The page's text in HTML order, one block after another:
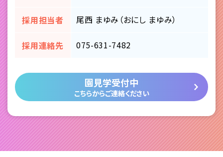
採用担当者 尾西 まゆみ（おにし まゆみ）
採用連絡先 075-631-7482
園見学受付中
こちらからご連絡ください